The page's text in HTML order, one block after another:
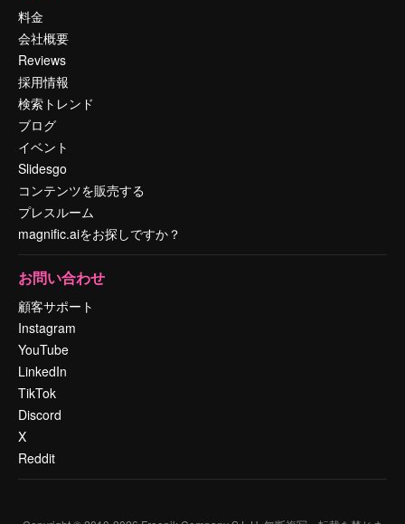
料金
会社概要
Reviews
採用情報
検索トレンド
ブログ
イベント
Slidesgo
コンテンツを販売する
プレスルーム
magnific.aiをお探しですか？
お問い合わせ
顧客サポート
Instagram
YouTube
LinkedIn
TikTok
Discord
X
Reddit